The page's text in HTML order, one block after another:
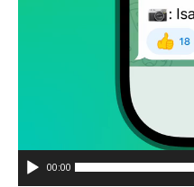
00:00